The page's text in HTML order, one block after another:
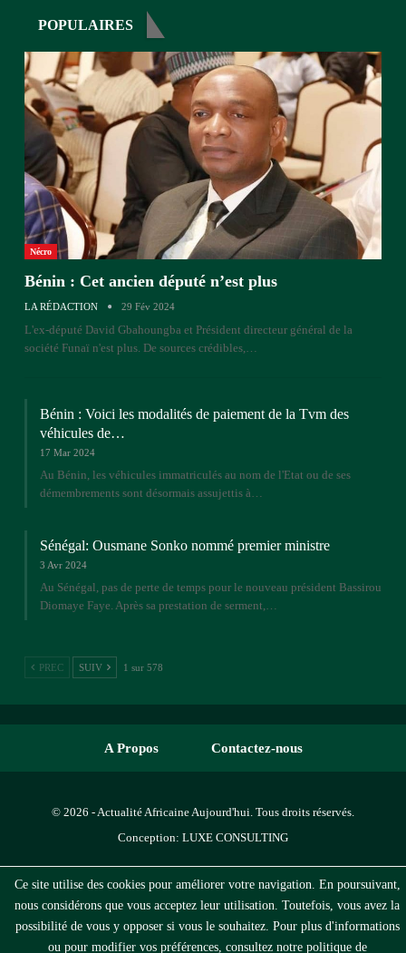
POPULAIRES
Nécro
Bénin : Cet ancien député n’est plus
LA RÉDACTION 29 Fév 2024
L'ex-député David Gbahoungba et Président directeur général de la
société Funaï n'est plus. De sources crédibles,…
Bénin : Voici les modalités de paiement de la Tvm des
véhicules de…
17 Mar 2024
Au Bénin, les véhicules immatriculés au nom de l'Etat ou de ses
démembrements sont désormais assujettis à…
Sénégal: Ousmane Sonko nommé premier ministre
3 Avr 2024
Au Sénégal, pas de perte de temps pour le nouveau président Bassirou
Diomaye Faye. Après sa prestation de serment,…
PREC SUIV 1 sur 578
A Propos Contactez-nous
© 2026 - Actualité Africaine Aujourd'hui. Tous droits réservés.
Conception: LUXE CONSULTING
Ce site utilise des cookies pour améliorer votre navigation. En poursuivant,
nous considérons que vous acceptez leur utilisation. Toutefois, vous avez la
possibilité de vous y opposer si vous le souhaitez. Pour plus d'informations
ou pour modifier vos préférences, consultez notre politique de